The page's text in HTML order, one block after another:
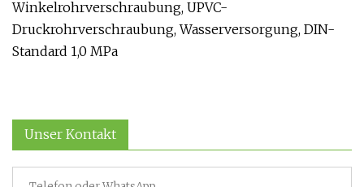
Winkelrohrverschraubung, UPVC-
Druckrohrverschraubung, Wasserversorgung, DIN-
Standard 1,0 MPa
Unser Kontakt